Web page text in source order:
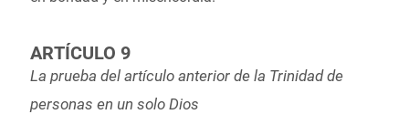
ARTÍCULO 9
La prueba del artículo anterior de la Trinidad de
personas en un solo Dios